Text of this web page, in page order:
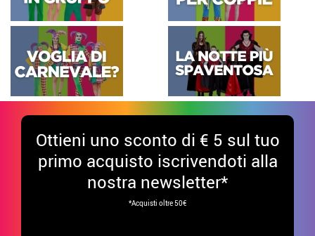
Ottieni uno sconto di € 5 sul tuo
primo acquisto iscrivendoti alla
nostra newsletter*
*Acquisti oltre 50€